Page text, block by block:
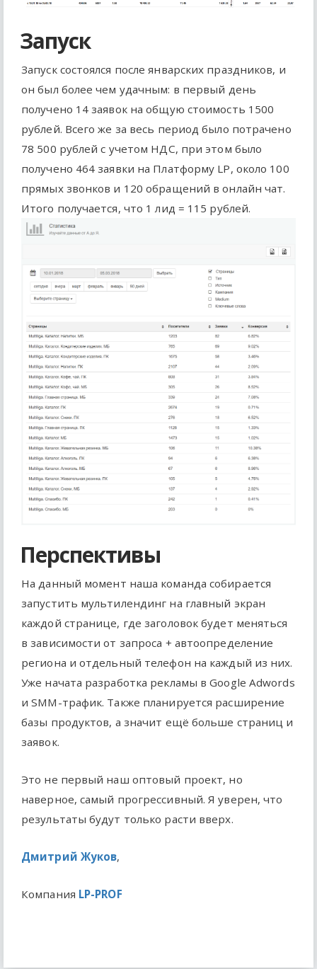
Запуск
Запуск состоялся после январских праздников, и
он был более чем удачным: в первый день
получено 14 заявок на общую стоимость 1500
рублей. Всего же за весь период было потрачено
78 500 рублей с учетом НДС, при этом было
получено 464 заявки на Платформу LP, около 100
прямых звонков и 120 обращений в онлайн чат.
Итого получается, что 1 лид = 115 рублей.
Перспективы
На данный момент наша команда собирается
запустить мультилендинг на главный экран
каждой странице, где заголовок будет меняться
в зависимости от запроса + автоопределение
региона и отдельный телефон на каждый из них.
Уже начата разработка рекламы в Google Adwords
и SMM-трафик. Также планируется расширение
базы продуктов, а значит ещё больше страниц и
заявок.
Это не первый наш оптовый проект, но
наверное, самый прогрессивный. Я уверен, что
результаты будут только расти вверх.
Дмитрий Жуков,
Компания LP-PROF